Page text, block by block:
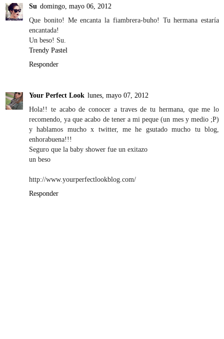
Su domingo, mayo 06, 2012
Que bonito! Me encanta la fiambrera-buho! Tu hermana estaría
encantada!
Un beso! Su.
Trendy Pastel
Responder
Your Perfect Look lunes, mayo 07, 2012
Hola!! te acabo de conocer a traves de tu hermana, que me lo
recomendo, ya que acabo de tener a mi peque (un mes y medio ;P)
y hablamos mucho x twitter, me he gsutado mucho tu blog,
enhorabuena!!!
Seguro que la baby shower fue un exitazo
un beso
http://www.yourperfectlookblog.com/
Responder